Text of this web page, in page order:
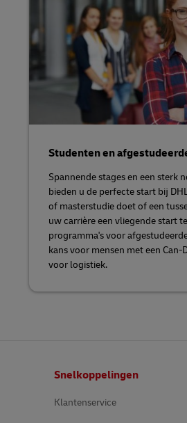
Studenten en
Spannende stages en een sterk
bieden u de perfecte start bij
of masterstudie doet of een
uw carrière een vliegende start
programma's voor
kans voor mensen met een Can-
voor logistiek.
Snelkoppelingen
Klantenservice